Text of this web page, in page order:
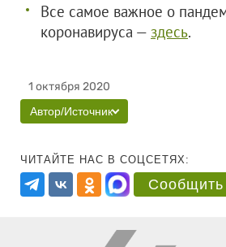
Все самое важное о
коронавируса — здесь.
1 октября 2020
Автор/Источник
ЧИТАЙТЕ НАС В СОЦСЕТЯХ:
Сообщить